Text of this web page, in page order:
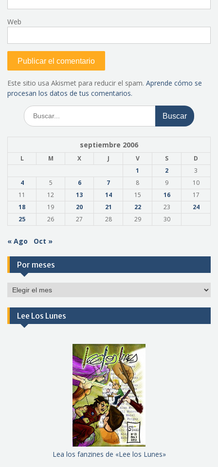
Web
Este sitio usa Akismet para reducir el spam. Aprende cómo se
procesan los datos de tus comentarios.
Buscar:
septiembre 2006
L M X J V S
D
1
2
3
4
5 6 7 8 9
10
11
12 13 14 15 16
17
18
19 20 21 22 23
24
25
26 27 28 29 30
« Ago Oct »
Por meses
Por
Lee Los Lunes
Lea los fanzines de «Lee los Lunes»